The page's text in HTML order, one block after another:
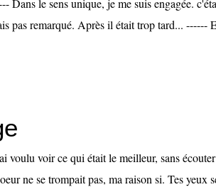
Dans le sens unique, je me suis engagée.
pas remarqué. Après il était trop tard... ------
voulu voir ce qui était le meilleur, sans
ne se trompait pas, ma raison si. Tes yeux